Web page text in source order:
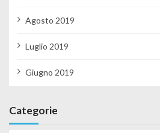
Agosto 2019
Luglio 2019
Giugno 2019
Categorie